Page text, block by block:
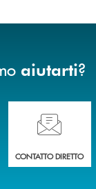
aiutarti?
a teHai bisogno di
CONTATTO DIRETTO